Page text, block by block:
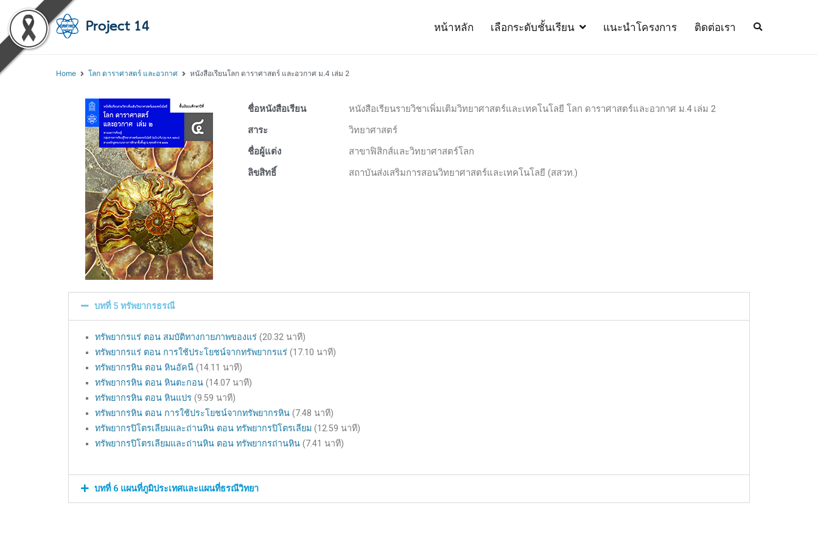
หน้าหลัก เลือกระดับชั้นเรียน แนะนำโครงการ ติดต่อเรา
Home โลก ดาราศาสตร์ และอวกาศ หนังสือเรียนโลก ดาราศาสตร์ และอวกาศ ม.4 เล่ม 2
ชื่อหนังสือเรียน
หนังสือเรียนรายวิชาเพิ่มเติมวิทยาศาสตร์และเทคโนโลยี โลก ดาราศาสตร์และอวกาศ ม.4 เล่ม 2
สาระ
วิทยาศาสตร์
ชื่อผู้แต่ง
สาขาฟิสิกส์และวิทยาศาสตร์โลก
ลิขสิทธิ์
สถาบันส่งเสริมการสอนวิทยาศาสตร์และเทคโนโลยี (สสวท.)
บทที่ 5 ทรัพยากรธรณี
ทรัพยากรแร่ ตอน สมบัติทางกายภาพของแร่ (20.32 นาที)
ทรัพยากรแร่ ตอน การใช้ประโยชน์จากทรัพยากรแร่ (17.10 นาที)
ทรัพยากรหิน ตอน หินอัคนี (14.11 นาที)
ทรัพยากรหิน ตอน หินตะกอน (14.07 นาที)
ทรัพยากรหิน ตอน หินแปร (9.59 นาที)
ทรัพยากรหิน ตอน การใช้ประโยชน์จากทรัพยากรหิน (7.48 นาที)
ทรัพยากรปิโตรเลียมและถ่านหิน ตอน ทรัพยากรปิโตรเลียม (12.59 นาที)
ทรัพยากรปิโตรเลียมและถ่านหิน ตอน ทรัพยากรถ่านหิน (7.41 นาที)
บทที่ 6 แผนที่ภูมิประเทศและแผนที่ธรณีวิทยา